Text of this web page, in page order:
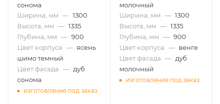
сонома
Ширина, мм — 1300
Высота, мм — 1335
Глубина, мм — 900
Цвет корпуса — ясень
шимо темный
Цвет фасада — дуб
сонома
изготовление под заказ
молочный
Ширина, мм — 1300
Высота, мм — 1335
Глубина, мм — 900
Цвет корпуса — венге
Цвет фасада — дуб
молочный
изготовление под заказ